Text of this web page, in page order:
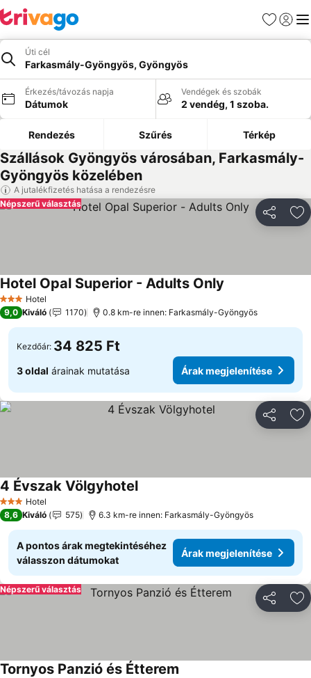
Kedvencek
Úti cél
Farkasmály-Gyöngyös, Gyöngyös
Érkezés/távozás napja
Dátumok
Vendégek és szobák
2 vendég, 1 szoba.
Rendezés Szűrés Térkép
Szállások Gyöngyös városában, Farkasmály-
Gyöngyös közelében
A jutalékfizetés hatása a rendezésre
Népszerű választás
3 Kategória
Hotel
Hotel Opal Superior - Adults Only
9,0 Kiváló 1170 0.8 km-re innen: Farkasmály-Gyöngyös
Kezdőár: 34 825 Ft
3 oldal árainak mutatása Árak megjelenítése
3 Kategória
Hotel
4 Évszak Völgyhotel
8,6 Kiváló 575 6.3 km-re innen: Farkasmály-Gyöngyös
A pontos árak megtekintéséhez
válasszon dátumokat
Árak megjelenítése
Népszerű választás
Tornyos Panzió és Étterem